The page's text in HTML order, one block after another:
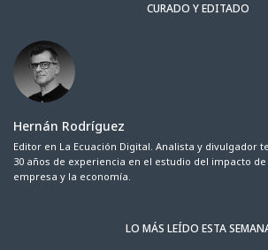
CURADO Y EDITADO
Hernán Rodríguez
Editor en La Ecuación Digital. Analista y divulgador
30 años de experiencia en el estudio del impacto
empresa y la economía.
LO MÁS LEÍDO ESTA